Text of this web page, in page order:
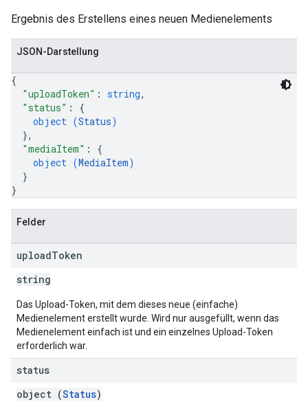
Ergebnis des Erstellens eines neuen Medienelements
JSON-Darstellung
{
"uploadToken" : string,
"status" : {
object (Status)
},
"mediaItem" : {
object (MediaItem)
}
}
Felder
uploadToken
string
Das Upload-Token, mit dem dieses neue (einfache)
Medienelement erstellt wurde. Wird nur ausgefüllt, wenn das
Medienelement einfach ist und ein einzelnes Upload-Token
erforderlich war.
status
object (Status)